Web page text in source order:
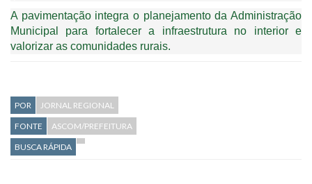
A pavimentação integra o planejamento da Administração
Municipal para fortalecer a infraestrutura no interior e
valorizar as comunidades rurais.
POR
JORNAL REGIONAL
FONTE
ASCOM/PREFEITURA
BUSCA RÁPIDA